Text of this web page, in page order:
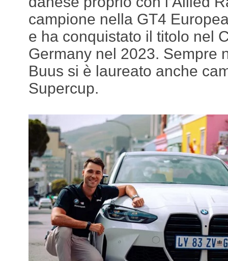
campione nella GT4
e ha conquistato il titolo nel
Germany nel 2023. Sempre
Buus si è laureato anche
Supercup.